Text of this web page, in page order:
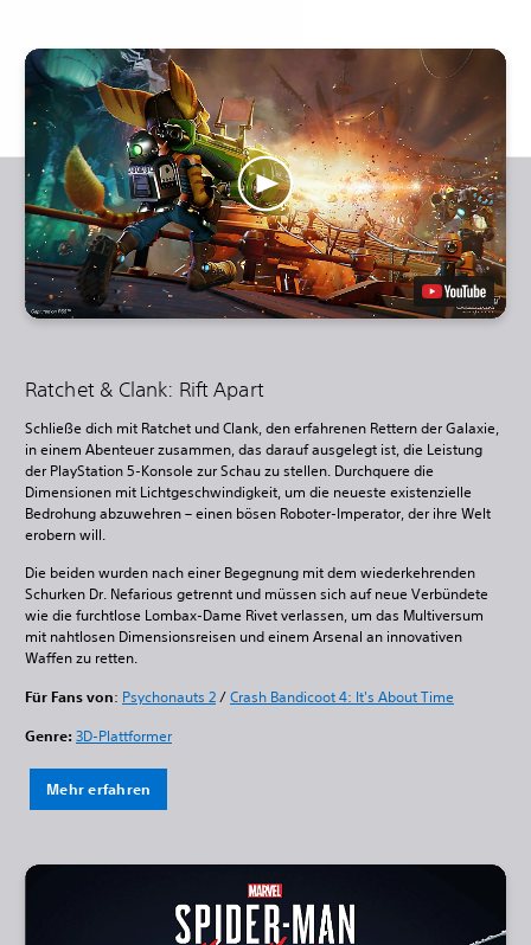
Ratchet & Clank: Rift Apart
Schließe dich mit Ratchet und Clank, den erfahrenen Rettern der Galaxie,
in einem Abenteuer zusammen, das darauf ausgelegt ist, die Leistung
der PlayStation 5-Konsole zur Schau zu stellen. Durchquere die
Dimensionen mit Lichtgeschwindigkeit, um die neueste existenzielle
Bedrohung abzuwehren – einen bösen Roboter-Imperator, der ihre Welt
erobern will.
Die beiden wurden nach einer Begegnung mit dem wiederkehrenden
Schurken Dr. Nefarious getrennt und müssen sich auf neue Verbündete
wie die furchtlose Lombax-Dame Rivet verlassen, um das Multiversum
mit nahtlosen Dimensionsreisen und einem Arsenal an innovativen
Waffen zu retten.
Für Fans von: Psychonauts 2/Crash Bandicoot 4: It's About Time
Genre: 3D-Plattformer
Mehr erfahren